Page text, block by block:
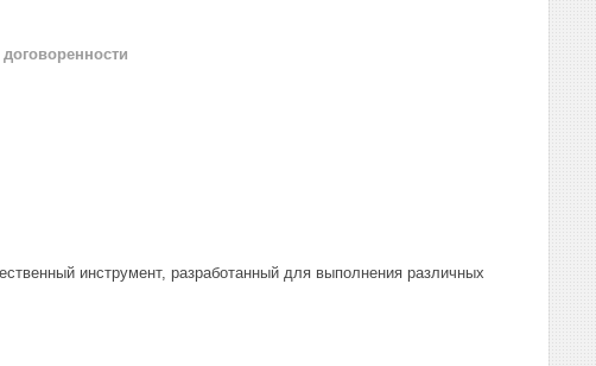
договоренности
инструмент, разработанный для выполнения различных